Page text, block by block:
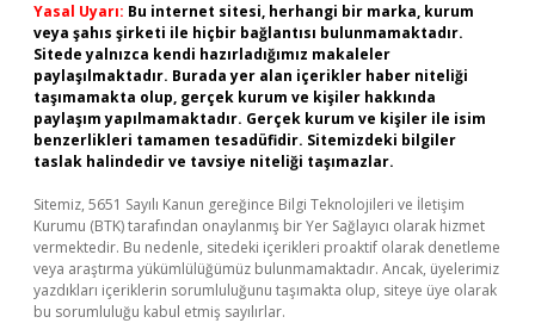
Yasal Uyarı: Bu internet sitesi, herhangi bir marka, kurum
veya şahıs şirketi ile hiçbir bağlantısı bulunmamaktadır.
Sitede yalnızca kendi hazırladığımız makaleler
paylaşılmaktadır. Burada yer alan içerikler haber niteliği
taşımamakta olup, gerçek kurum ve kişiler hakkında
paylaşım yapılmamaktadır. Gerçek kurum ve kişiler ile isim
benzerlikleri tamamen tesadüfidir. Sitemizdeki bilgiler
taslak halindedir ve tavsiye niteliği taşımazlar.
Sitemiz, 5651 Sayılı Kanun gereğince Bilgi Teknolojileri ve İletişim
Kurumu (BTK) tarafından onaylanmış bir Yer Sağlayıcı olarak hizmet
vermektedir. Bu nedenle, sitedeki içerikleri proaktif olarak denetleme
veya araştırma yükümlülüğümüz bulunmamaktadır. Ancak, üyelerimiz
yazdıkları içeriklerin sorumluluğunu taşımakta olup, siteye üye olarak
bu sorumluluğu kabul etmiş sayılırlar.